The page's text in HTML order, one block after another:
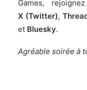
Games,
X (Twitter),
et Bluesky.
Agréable soirée à